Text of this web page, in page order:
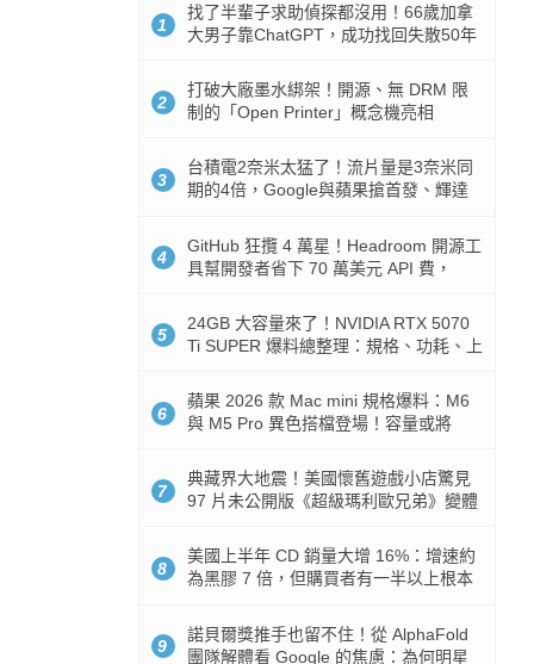
1
找了半輩子求助偵探都沒用！66歲加拿
大男子靠ChatGPT，成功找回失散50年
2
打破大廠墨水綁架！開源、無 DRM 限
制的「Open Printer」概念機亮相
3
台積電2奈米太猛了！流片量是3奈米同
期的4倍，Google與蘋果搶首發、輝達
4
GitHub 狂攬 4 萬星！Headroom 開源工
具幫開發者省下 70 萬美元 API 費，
5
24GB 大容量來了！NVIDIA RTX 5070
Ti SUPER 爆料總整理：規格、功耗、上
6
蘋果 2026 款 Mac mini 規格爆料：M6
與 M5 Pro 異色搭檔登場！容量或將
7
典藏界大地震！美國懷舊遊戲小店驚見
97 片未公開版《超級瑪利歐兄弟》變體
8
美國上半年 CD 銷量大增 16%：增速約
為黑膠 7 倍，但購買者有一半以上根本
9
諾貝爾獎推手也留不住！從 AlphaFold
團隊解體看 Google 的焦慮：為何明星